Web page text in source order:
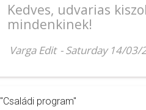
Kedves, udvarias
mindenkinek!
Varga Edit -Saturday 14/03/
"Családi program"